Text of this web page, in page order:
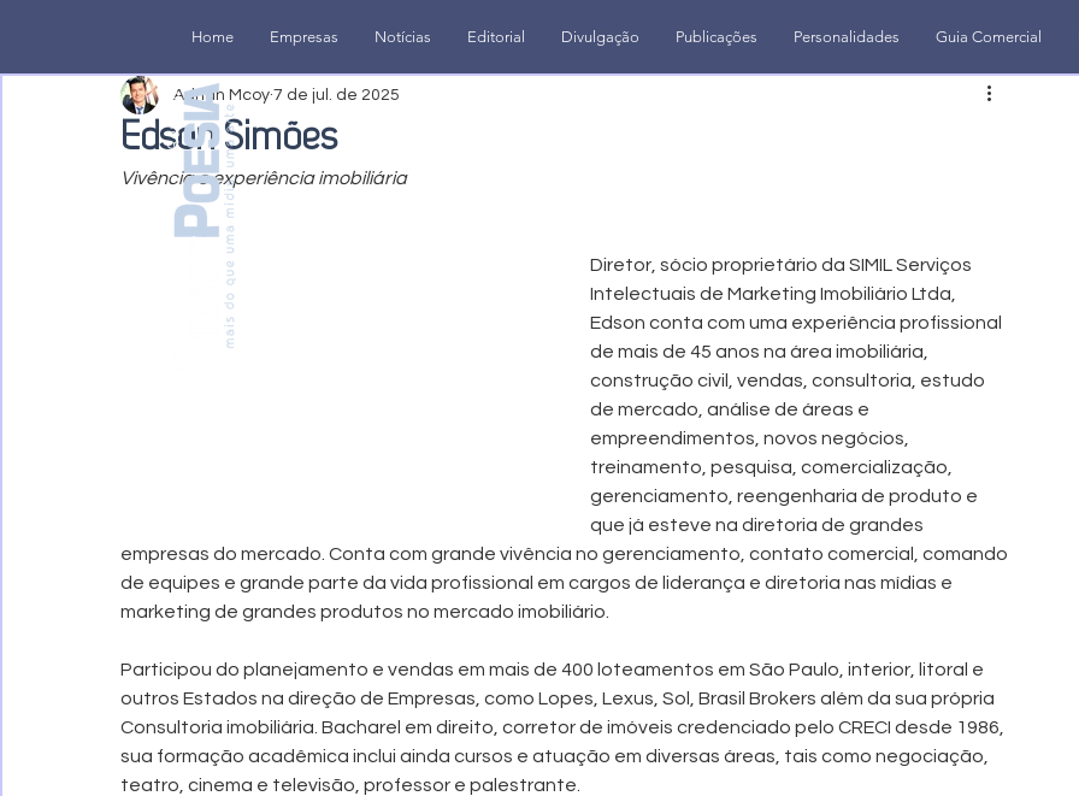
Home Empresas Notícias Editorial Divulgação Publicações Personalidades Guia Comercial
Edson Simões
Adrian Mcoy 7 de jul. de 2025
Vivência e experiência imobiliária
Diretor, sócio proprietário da SIMIL Serviços
Intelectuais de Marketing Imobiliário Ltda,
Edson conta com uma experiência profissional
de mais de 45 anos na área imobiliária,
construção civil, vendas, consultoria, estudo
de mercado, análise de áreas e
empreendimentos, novos negócios,
treinamento, pesquisa, comercialização,
gerenciamento, reengenharia de produto e
que já esteve na diretoria de grandes
empresas do mercado. Conta com grande vivência no gerenciamento, contato comercial, comando
de equipes e grande parte da vida profissional em cargos de liderança e diretoria nas mídias e
marketing de grandes produtos no mercado imobiliário.
Participou do planejamento e vendas em mais de 400 loteamentos em São Paulo, interior, litoral e
outros Estados na direção de Empresas, como Lopes, Lexus, Sol, Brasil Brokers além da sua própria
Consultoria imobiliária. Bacharel em direito, corretor de imóveis credenciado pelo CRECI desde 1986,
sua formação acadêmica inclui ainda cursos e atuação em diversas áreas, tais como negociação,
teatro, cinema e televisão, professor e palestrante.